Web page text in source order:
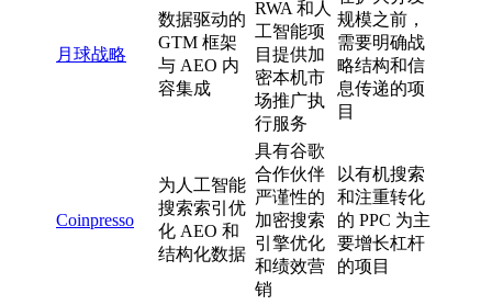
月球战略
数据驱动的
GTM 框架
与 AEO 内
容集成
RWA 和人
工智能项
目提供加
密本机市
场推广执
行服务
规模之前，
需要明确战
略结构和信
息传递的项
目
Coinpresso
为人工智能
搜索索引优
化 AEO 和
结构化数据
具有谷歌
合作伙伴
严谨性的
加密搜索
引擎优化
和绩效营
销
以有机搜索
和注重转化
的 PPC 为主
要增长杠杆
的项目